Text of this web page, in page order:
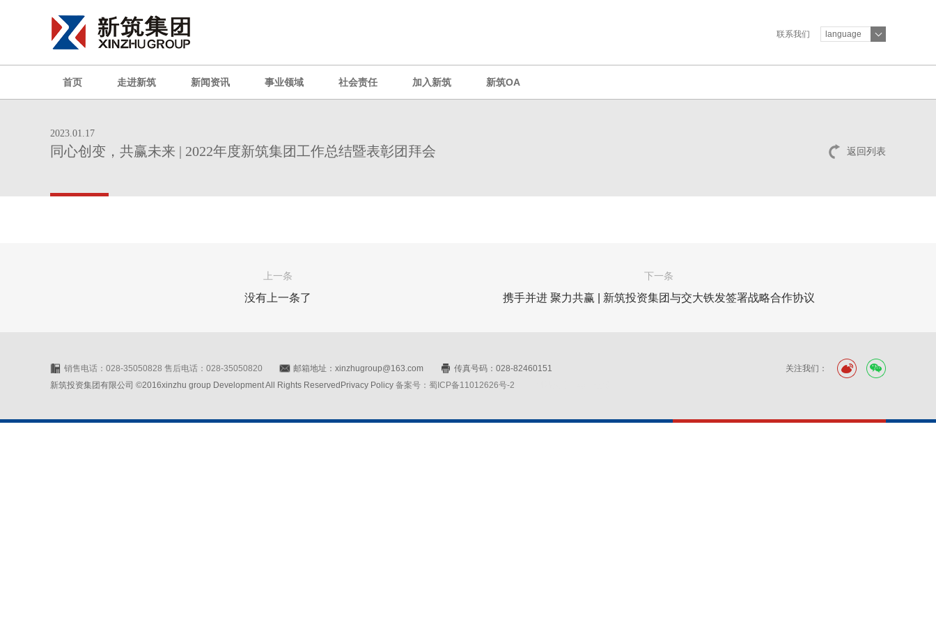
联系我们 language
首页 走进新筑 新闻资讯 事业领域 社会责任 加入新筑 新筑OA
返回列表
2023.01.17
同心创变，共赢未来 | 2022年度新筑集团工作总结暨表彰团拜会
上一条
没有上一条了
下一条
携手并进 聚力共赢 | 新筑投资集团与交大铁发签署战略合作协议
关注我们：
销售电话：028-35050828 售后电话：028-35050820 邮箱地址：xinzhugroup@163.com
传真号码：028-82460151
新筑投资集团有限公司 ©2016xinzhu group Development All Rights ReservedPrivacy Policy 备案号：蜀ICP备11012626号-2